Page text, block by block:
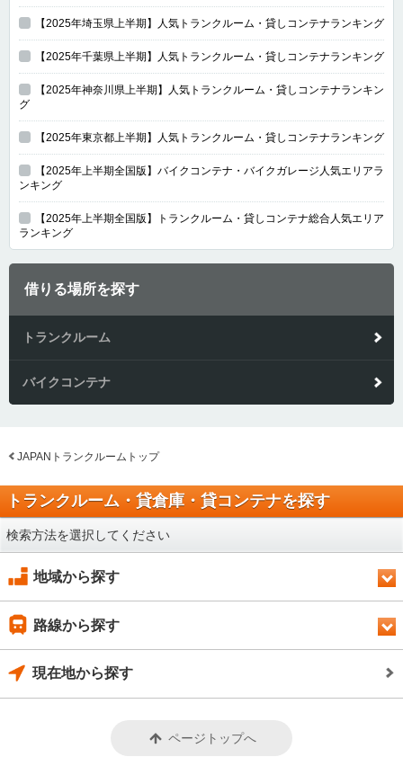
【2025年埼玉県上半期】人気トランクルーム・貸しコンテナランキング
【2025年千葉県上半期】人気トランクルーム・貸しコンテナランキング
【2025年神奈川県上半期】人気トランクルーム・貸しコンテナランキン
グ
【2025年東京都上半期】人気トランクルーム・貸しコンテナランキング
【2025年上半期全国版】バイクコンテナ・バイクガレージ人気エリアラ
ンキング
【2025年上半期全国版】トランクルーム・貸しコンテナ総合人気エリア
ランキング
借りる場所を探す
トランクルーム
バイクコンテナ
JAPANトランクルームトップ
トランクルーム・貸倉庫・貸コンテナを探す
検索方法を選択してください
地域から探す
路線から探す
現在地から探す
ページトップへ